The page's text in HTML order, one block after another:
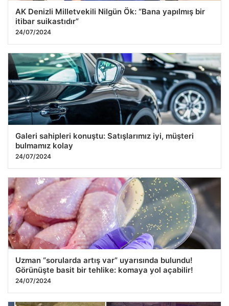
AK Denizli Milletvekili Nilgün Ök: “Bana yapılmış bir
itibar suikastıdır”
24/07/2024
Galeri sahipleri konuştu: Satışlarımız iyi, müşteri
bulmamız kolay
24/07/2024
Uzman “sorularda artış var” uyarısında bulundu!
Görünüşte basit bir tehlike: komaya yol açabilir!
24/07/2024